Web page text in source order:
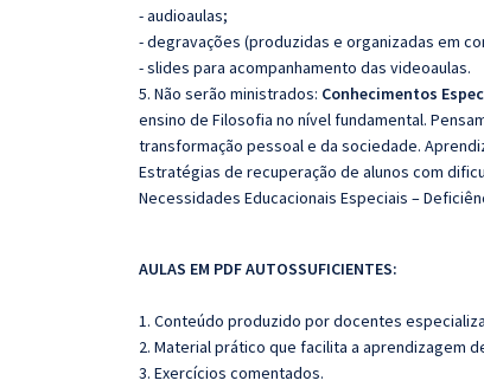
- audioaulas;
- degravações (produzidas e organizadas em
- slides para acompanhamento das videoaulas.
5. Não serão ministrados: Conhecimentos
ensino de Filosofia no nível fundamental.
transformação pessoal e da sociedade.
Estratégias de recuperação de alunos com
Necessidades Educacionais Especiais –
AULAS EM PDF AUTOSSUFICIENTES:
1. Conteúdo produzido por docentes
2. Material prático que facilita a aprendizagem
3. Exercícios comentados.